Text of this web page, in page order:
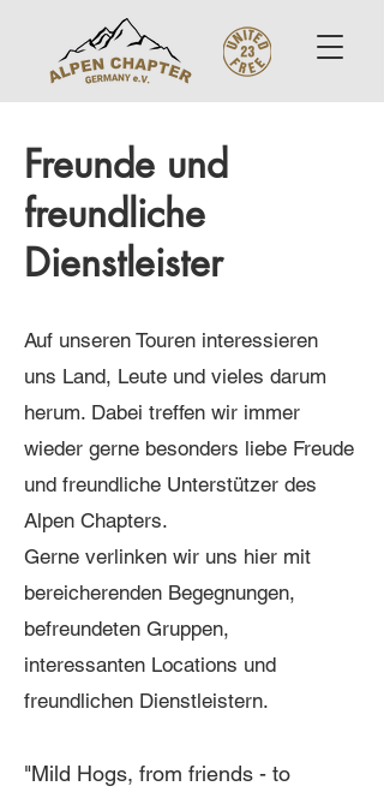
Freunde und
freundliche
Dienstleister
Auf unseren Touren interessieren
uns Land, Leute und vieles darum
herum. Dabei treffen wir immer
wieder gerne besonders liebe Freude
und freundliche Unterstützer des
Alpen Chapters.
Gerne verlinken wir uns hier mit
bereicherenden Begegnungen,
befreundeten Gruppen,
interessanten Locations und
freundlichen Dienstleistern.
"Mild Hogs, from friends - to